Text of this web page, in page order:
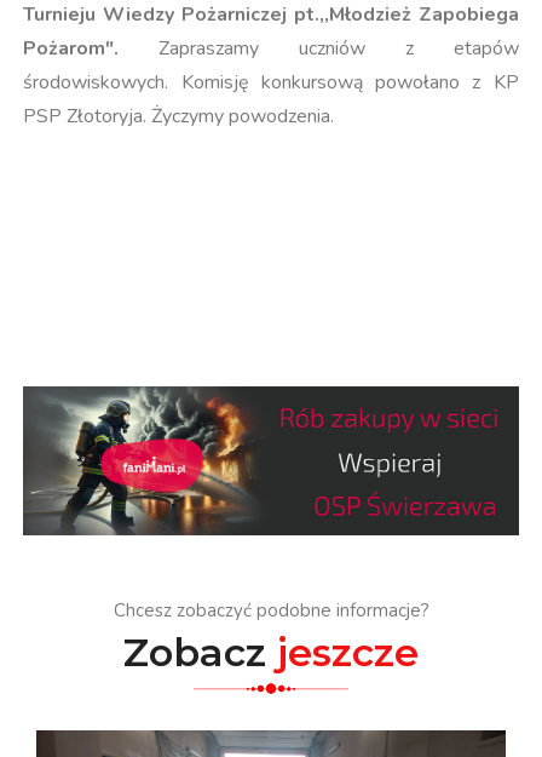
Turnieju Wiedzy Pożarniczej pt.,,Młodzież Zapobiega
Pożarom". Zapraszamy uczniów z etapów
środowiskowych. Komisję konkursową powołano z KP
PSP Złotoryja. Życzymy powodzenia.
Chcesz zobaczyć podobne informacje?
Zobacz jeszcze